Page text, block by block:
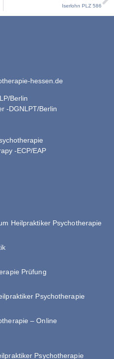
Iserlohn PLZ 586
hessen.de
Berlin
-DGNLPT/Berlin
-ECP/EAP
Heilpraktiker Psychotherapie
Prüfung
Psychotherapie
– Online
Psychotherapie